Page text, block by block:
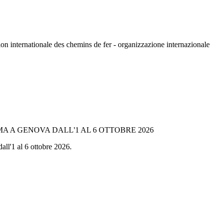
internationale des chemins de fer - organizzazione internazionale
A GENOVA DALL'1 AL 6 OTTOBRE 2026
al 6 ottobre 2026.